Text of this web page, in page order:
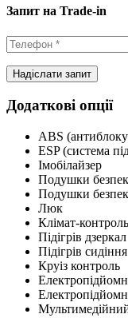
Запит на Trade-in
Додаткові опції
ABS
ESP (система
Імобілайзер
Подушки
Подушки
Люк
Клімат-контроль
Підігрів дзеркал
Підігрів сидіння
Круіз контроль